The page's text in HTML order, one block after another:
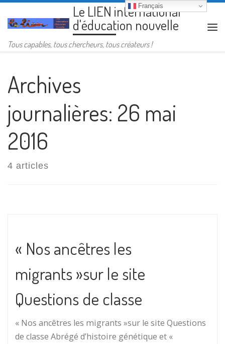
Passer au contenuLe LIEN international
d'éducation nouvelle
Tous capables, tous chercheurs, tous créateurs !
Archives
journalières: 26 mai
2016
4 articles
« Nos ancêtres les
migrants »sur le site
Questions de classe
« Nos ancêtres les migrants »sur le site Questions
de classe Abrégé d’histoire génétique et «
Français